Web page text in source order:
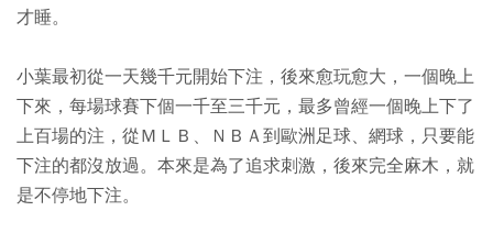
才睡。
小葉最初從一天幾千元開始下注，後來愈玩愈大，一個晚上
下來，每場球賽下個一千至三千元，最多曾經一個晚上下了
上百場的注，從ＭＬＢ、ＮＢＡ到歐洲足球、網球，只要能
下注的都沒放過。本來是為了追求刺激，後來完全麻木，就
是不停地下注。